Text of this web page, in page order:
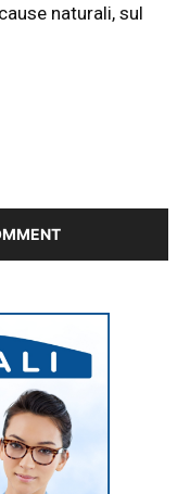
naturali, sul